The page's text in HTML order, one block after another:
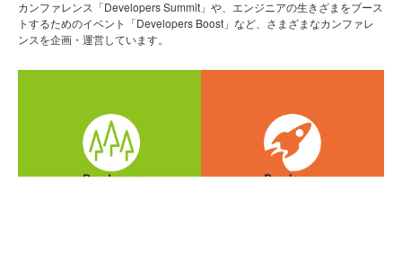
カンファレンス「Developers Summit」や、エンジニアの生きざまをブース
トするためのイベント「Developers Boost」など、さまざまなカンファレ
ンスを企画・運営しています。